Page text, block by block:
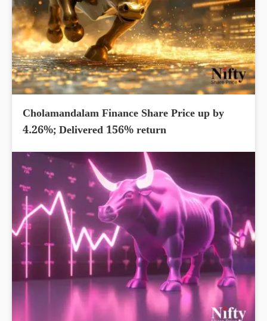
Cholamandalam Finance Share Price up by
4.26%; Delivered 156% return